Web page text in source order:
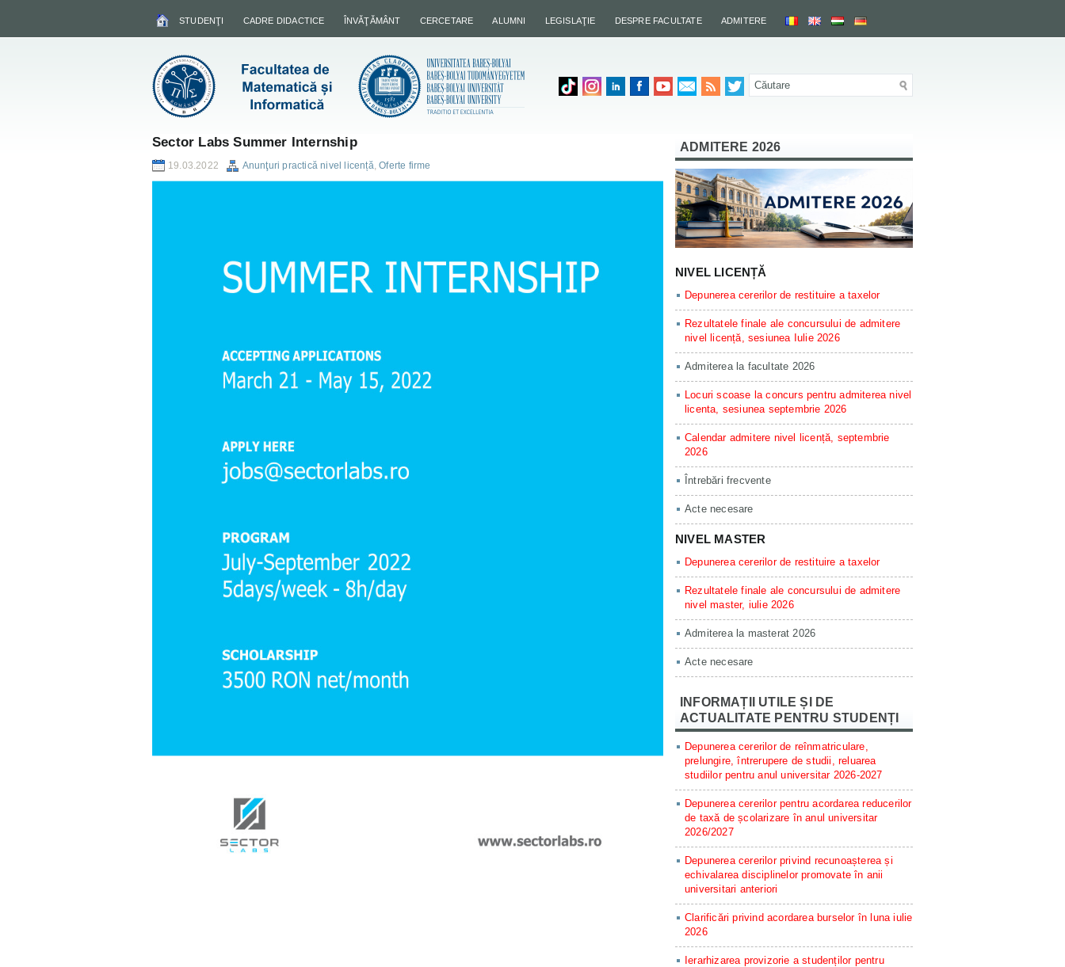
STUDENŢI CADRE DIDACTICE ÎNVĂŢĂMÂNT CERCETARE ALUMNI LEGISLAŢIE DESPRE FACULTATE ADMITERE
Sector Labs Summer Internship
19.03.2022 Anunţuri practică nivel licență,Oferte firme
ADMITERE 2026
NIVEL LICENȚĂ
Depunerea cererilor de restituire a taxelor
Rezultatele finale ale concursului de admitere
nivel licență, sesiunea Iulie 2026
Admiterea la facultate 2026
Locuri scoase la concurs pentru admiterea nivel
licenta, sesiunea septembrie 2026
Calendar admitere nivel licență, septembrie
2026
Întrebări frecvente
Acte necesare
NIVEL MASTER
Depunerea cererilor de restituire a taxelor
Rezultatele finale ale concursului de admitere
nivel master, iulie 2026
Admiterea la masterat 2026
Acte necesare
INFORMAȚII UTILE ȘI DE
ACTUALITATE PENTRU STUDENȚI
Depunerea cererilor de reînmatriculare,
prelungire, întrerupere de studii, reluarea
studiilor pentru anul universitar 2026-2027
Depunerea cererilor pentru acordarea reducerilor
de taxă de școlarizare în anul universitar
2026/2027
Depunerea cererilor privind recunoașterea și
echivalarea disciplinelor promovate în anii
universitari anteriori
Clarificări privind acordarea burselor în luna iulie
2026
Ierarhizarea provizorie a studenților pentru